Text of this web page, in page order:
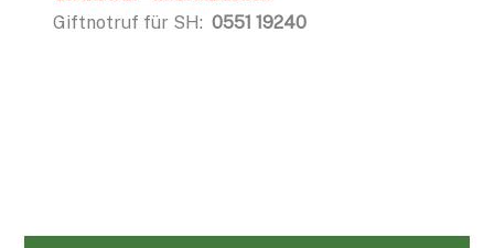
Giftnotruf für SH: 0551 19240